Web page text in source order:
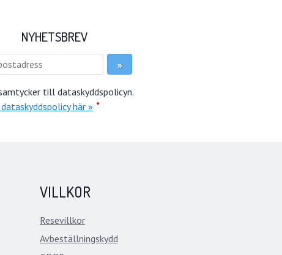
NYHETSBREV
till dataskyddspolicyn.
här » *
VILLKOR
Resevillkor
Avbeställningskydd